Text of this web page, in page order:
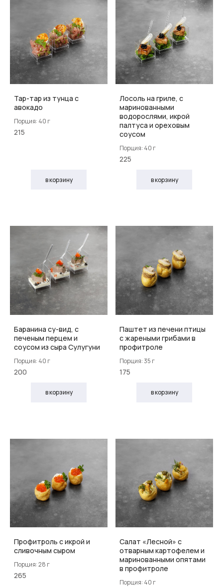
Тар-тар из тунца с
авокадо
Порция: 40 г
215
в корзину
Лосоль на гриле, с
маринованными
водорослями, икрой
палтуса и ореховым
соусом
Порция: 40 г
225
в корзину
Баранина су-вид, с
печеным перцем и
соусом из сыра Сулугуни
Порция: 40 г
200
в корзину
Паштет из печени птицы
с жареными грибами в
профитроле
Порция: 35 г
175
в корзину
Профитроль с икрой и
сливочным сыром
Порция: 28 г
265
Салат «Лесной» с
отварным картофелем и
маринованными опятами
в профитроле
Порция: 40 г